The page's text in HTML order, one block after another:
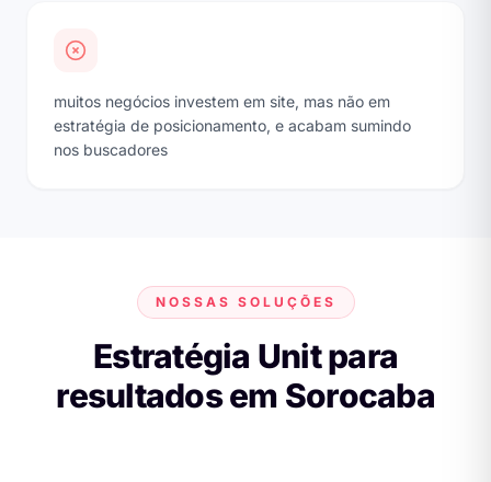
muitos negócios investem em site, mas não em
estratégia de posicionamento, e acabam sumindo
nos buscadores
NOSSAS SOLUÇÕES
Estratégia Unit para
resultados em Sorocaba